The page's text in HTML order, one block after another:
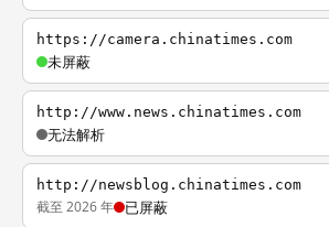
https://camera.chinatimes.com
未屏蔽
http://www.news.chinatimes.com
无法解析
http://newsblog.chinatimes.com
截至 2026 年 已屏蔽